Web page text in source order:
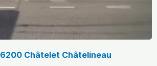
Châtelet Châtelineau